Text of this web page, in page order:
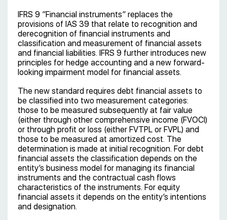
IFRS 9 ”Financial instruments” replaces the
provisions of IAS 39 that relate to recognition and
derecognition of financial instruments and
classification and measurement of financial assets
and financial liabilities. IFRS 9 further introduces new
principles for hedge accounting and a new forward-
looking impairment model for financial assets.
The new standard requires debt financial assets to
be classified into two measurement categories:
those to be measured subsequently at fair value
(either through other comprehensive income (FVOCI)
or through profit or loss (either FVTPL or FVPL) and
those to be measured at amortized cost. The
determination is made at initial recognition. For debt
financial assets the classification depends on the
entity’s business model for managing its financial
instruments and the contractual cash flows
characteristics of the instruments. For equity
financial assets it depends on the entity’s intentions
and designation.